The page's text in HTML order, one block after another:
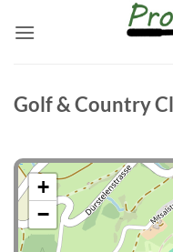
Golf & Country
+
−